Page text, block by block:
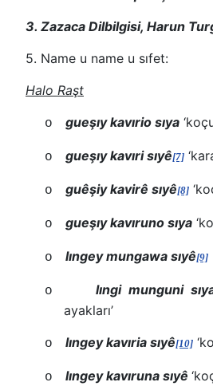
3. Zazaca Dilbilgisi, Harun
5. Name u name u sıfet:
Halo Raşt
o gueşıy kavırio sıya
o gueşıy kavıri sıyê[7]
o guêşiy kavirê sıyê[8]
o gueşıy kavıruno sıya
o lıngey mungawa sıyê[9]
o lıngi munguni
ayakları’
o lıngey kavıria sıyê[10]
o lıngey kavıruna sıyê